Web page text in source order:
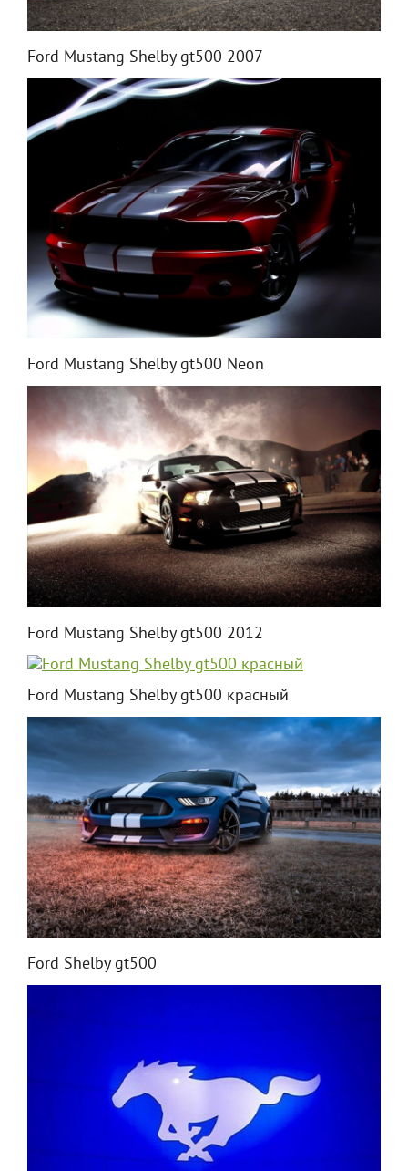
Ford Mustang Shelby gt500 2007
Ford Mustang Shelby gt500 Neon
Ford Mustang Shelby gt500 2012
Ford Mustang Shelby gt500 красный
Ford Shelby gt500